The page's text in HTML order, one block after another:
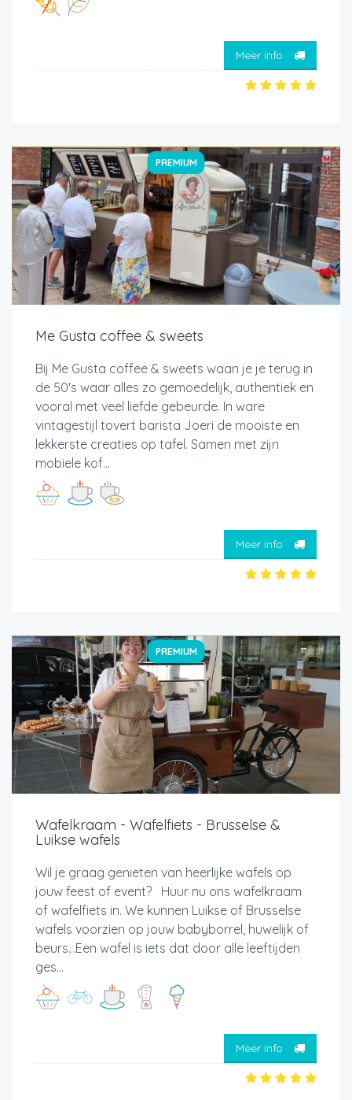
Meer info
PREMIUM
Me Gusta coffee & sweets
Bij Me Gusta coffee & sweets waan je je terug in
de 50's waar alles zo gemoedelijk, authentiek en
vooral met veel liefde gebeurde. In ware
vintagestijl tovert barista Joeri de mooiste en
lekkerste creaties op tafel. Samen met zijn
mobiele kof...
Meer info
PREMIUM
Wafelkraam - Wafelfiets - Brusselse &
Luikse wafels
Wil je graag genieten van heerlijke wafels op
jouw feest of event? Huur nu ons wafelkraam
of wafelfiets in. We kunnen Luikse of Brusselse
wafels voorzien op jouw babyborrel, huwelijk of
beurs...Een wafel is iets dat door alle leeftijden
ges...
Meer info